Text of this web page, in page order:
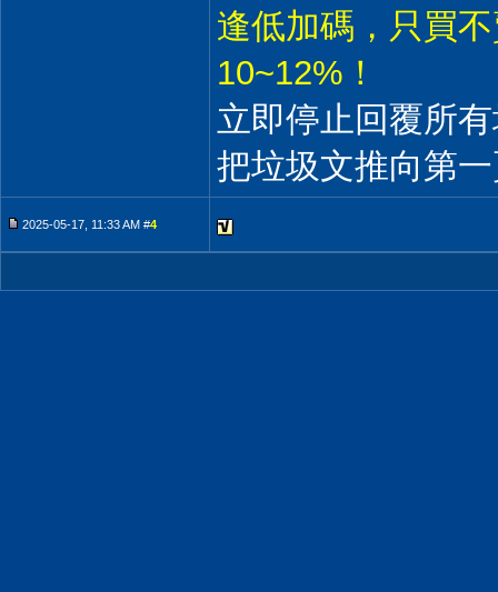
逢低加碼，只買
10~12%！
立即停止回覆所
把垃圾文推向第
2025-05-17, 11:33 AM #4